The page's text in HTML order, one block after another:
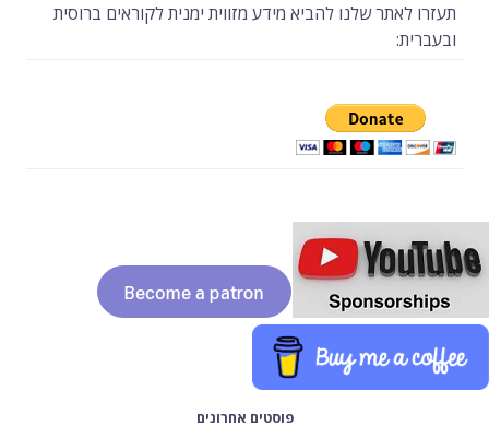
תעזרו לאתר שלנו להביא מידע מזווית ימנית לקוראים ברוסית
ובעברית:
פוסטים אחרונים